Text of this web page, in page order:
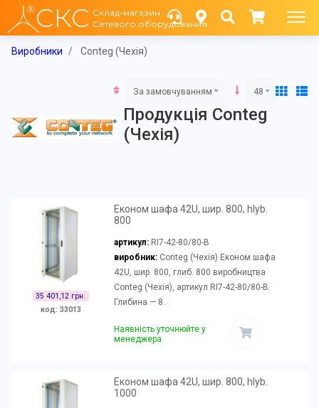
СКС Склад-магазин
Сетевого оборудования
Виробники Conteg (Чехія)
За замовчуванням 48
Продукція Conteg
(Чехія)
35 401,12 грн.
код: 33013
Економ шафа 42U, шир. 800, hlyb.
800
артикул: RI7-42-80/80-B
виробник:Conteg (Чехія) Економ шафа
42U, шир. 800, глиб. 800 виробництва
Conteg (Чехія), артикул RI7-42-80/80-B.
Глибина — 8..
Наявність уточнюйте у
менеджера
Економ шафа 42U, шир. 800, hlyb.
1000